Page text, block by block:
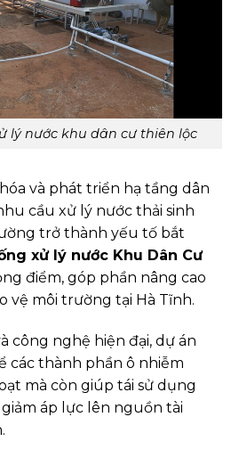
lý nước khu dân cư thiên lộc
và phát triển hạ tầng dân
cầu xử lý nước thải sinh
trở thành yếu tố bắt
xử lý nước Khu Dân Cư
điểm, góp phần nâng cao
vệ môi trường tại Hà Tĩnh.
công nghệ hiện đại, dự án
các thành phần ô nhiễm
mà còn giúp tái sử dụng
áp lực lên nguồn tài